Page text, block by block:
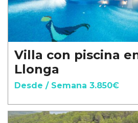
Villa con piscina
Llonga
Desde / Semana 3.850€